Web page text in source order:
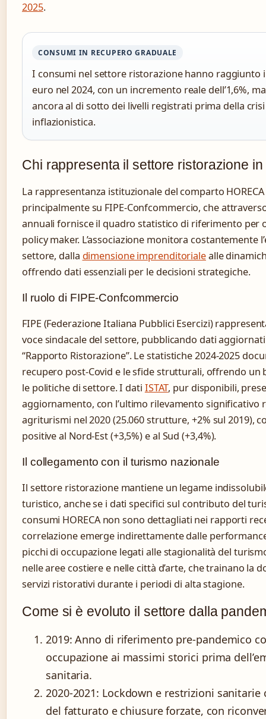
2025.
CONSUMI IN RECUPERO GRADUALE
I consumi nel settore ristorazione hanno raggiunto
euro nel 2024, con un incremento reale dell’1,6%,
ancora al di sotto dei livelli registrati prima della
inflazionistica.
Chi rappresenta il settore ristorazione in
La rappresentanza istituzionale del comparto
principalmente su FIPE-Confcommercio, che
annuali fornisce il quadro statistico di riferimento per
policy maker. L’associazione monitora costantemente
settore, dalla dimensione imprenditorialealle
offrendo dati essenziali per le decisioni strategiche.
Il ruolo di FIPE-Confcommercio
FIPE (Federazione Italiana Pubblici Esercizi)
voce sindacale del settore, pubblicando dati
“Rapporto Ristorazione”. Le statistiche 2024-2025
recupero post-Covid e le sfide strutturali, offrendo un
le politiche di settore. I dati ISTAT, pur disponibili,
aggiornamento, con l’ultimo rilevamento significativo
agriturismi nel 2020 (25.060 strutture, +2% sul 2019),
positive al Nord-Est (+3,5%) e al Sud (+3,4%).
Il collegamento con il turismo nazionale
Il settore ristorazione mantiene un legame
turistico, anche se i dati specifici sul contributo del
consumi HORECA non sono dettagliati nei rapporti
correlazione emerge indirettamente dalle
picchi di occupazione legati alle stagionalità del
nelle aree costiere e nelle città d’arte, che trainano la
servizi ristorativi durante i periodi di alta stagione.
Come si è evoluto il settore dalla
2019: Anno di riferimento pre-pandemico
occupazione ai massimi storici prima
sanitaria.
2020-2021: Lockdown e restrizioni sanitarie
del fatturato e chiusure forzate, con